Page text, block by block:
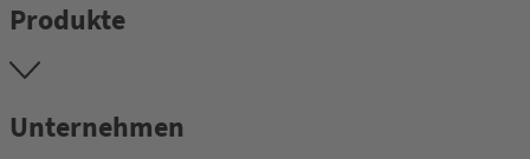
Produkte
Unternehmen